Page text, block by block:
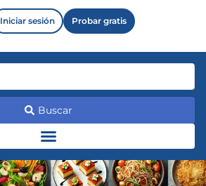
Iniciar sesión Probar gratis
Buscar